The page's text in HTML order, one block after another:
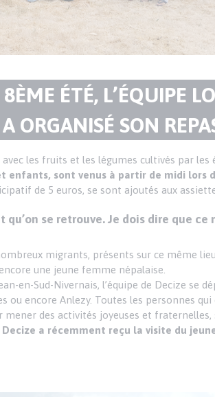
ÉTÉ, L’ÉQUIPE
ORGANISÉ SON
les fruits et les légumes cultivés par
enfants, sont venus à partir de midi lors
de 5 euros, se sont ajoutés aux
qu’on se retrouve. Je dois dire que
migrants, présents sur ce même
une jeune femme népalaise.
en-Sud-Nivernais, l’équipe de Decize se
ou encore Anlezy. Toutes les personnes
des activités joyeuses et fraternelles,
a récemment reçu la visite du